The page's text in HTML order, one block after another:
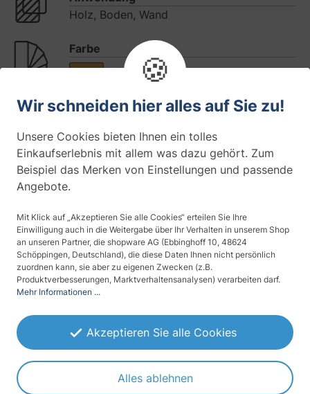
Holz, Boden, Wand
Farbe
Haltbarkeit
10 Jahre (Innenmontage)
Maserung
fein
stark (> 150 µm)
Montageseite
Innenmontage
🍪
Wir schneiden hier alles auf Sie zu!
Unsere Cookies bieten Ihnen ein tolles
Einkaufserlebnis mit allem was dazu gehört. Zum
Beispiel das Merken von Einstellungen und passende
Angebote.
Mit Klick auf „Akzeptieren Sie alle Cookies“ erteilen Sie Ihre
Einwilligung auch in die Weitergabe über Ihr Verhalten in unserem Shop
an unseren Partner, die shopware AG (Ebbinghoff 10, 48624
Schöppingen, Deutschland), die diese Daten Ihnen nicht persönlich
zuordnen kann, sie aber zu eigenen Zwecken (z.B.
Produktverbesserungen, Marktverhaltensanalysen) verarbeiten darf.
Mehr Informationen ...
Akzeptieren Sie alle Cookies
Alles ablehnen